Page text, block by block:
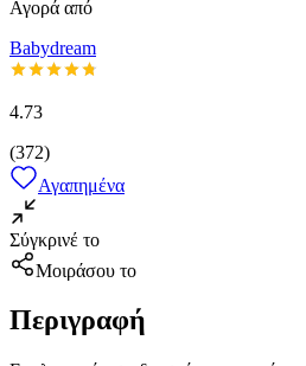
Αγορά από
Babydream
4.73
(372)
Αγαπημένα
Σύγκρινέ το
Μοιράσου το
Περιγραφή